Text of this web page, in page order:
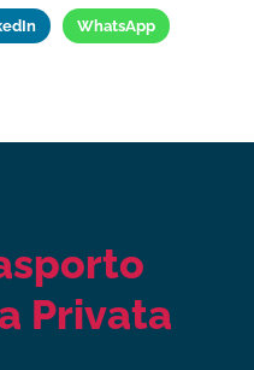
WhatsApp
Privata